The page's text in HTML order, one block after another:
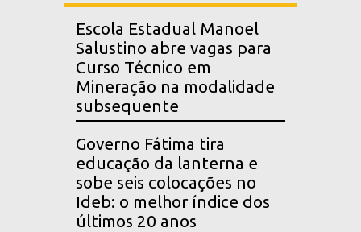
Escola Estadual Manoel
Salustino abre vagas para
Curso Técnico em
Mineração na modalidade
subsequente
Governo Fátima tira
educação da lanterna e
sobe seis colocações no
Ideb: o melhor índice dos
últimos 20 anos